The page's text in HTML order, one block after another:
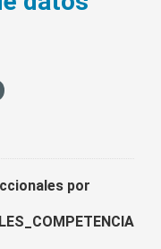
por